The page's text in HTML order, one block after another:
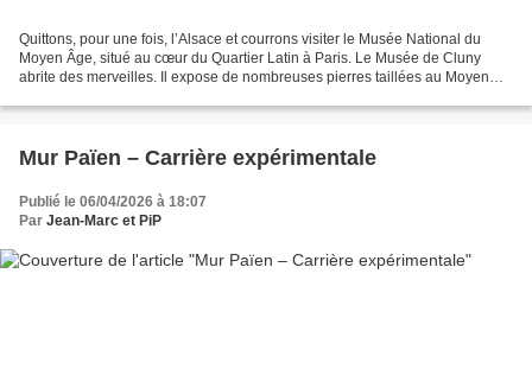
Quittons, pour une fois, l’Alsace et courrons visiter le Musée National du
Moyen Âge, situé au cœur du Quartier Latin à Paris. Le Musée de Cluny
abrite des merveilles. Il expose de nombreuses pierres taillées au Moyen
Mur Païen – Carrière expérimentale
Publié le 06/04/2026 à 18:07
Par Jean-Marc et PiP